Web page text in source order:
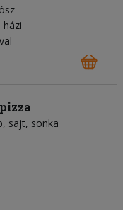
házi
sajt sonka